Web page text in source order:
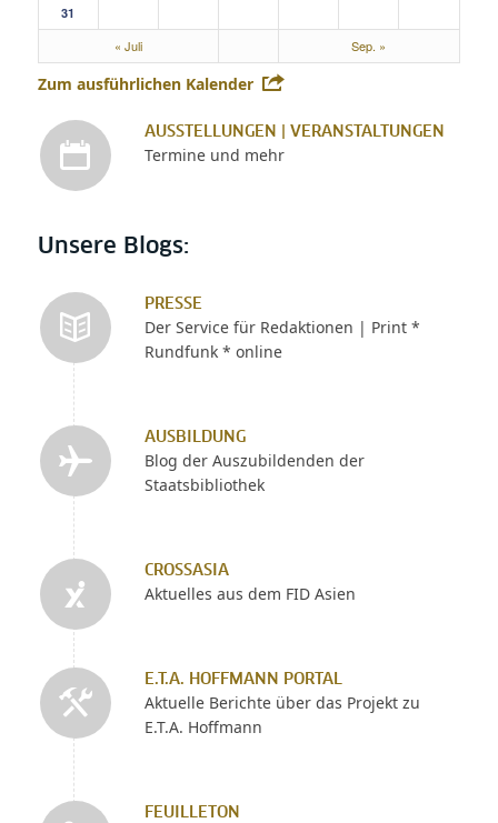
31
« Juli Sep. »
Zum ausführlichen Kalender
AUSSTELLUNGEN | VERANSTALTUNGEN
Termine und mehr
Unsere Blogs:
PRESSE
Der Service für Redaktionen | Print *
Rundfunk * online
AUSBILDUNG
Blog der Auszubildenden der
Staatsbibliothek
CROSSASIA
Aktuelles aus dem FID Asien
E.T.A. HOFFMANN PORTAL
Aktuelle Berichte über das Projekt zu
E.T.A. Hoffmann
FEUILLETON